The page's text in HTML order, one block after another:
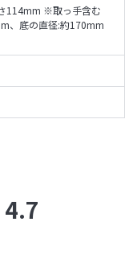
4.7
114mm ※取っ手含む
、底の直径:約170mm